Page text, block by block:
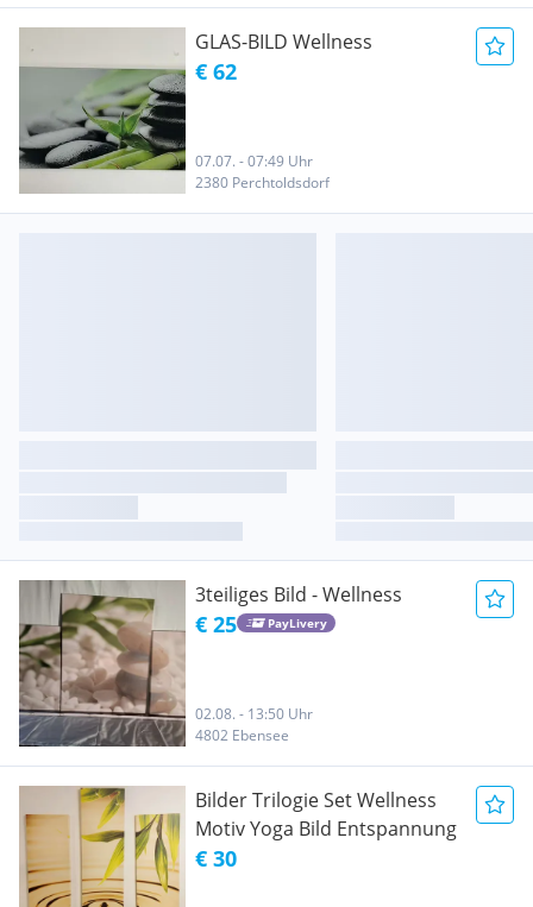
GLAS-BILD Wellness
€ 62
07.07. - 07:49 Uhr
2380 Perchtoldsdorf
3teiliges Bild - Wellness
€ 25 PayLivery
02.08. - 13:50 Uhr
4802 Ebensee
Bilder Trilogie Set Wellness
Motiv Yoga Bild Entspannung
€ 30